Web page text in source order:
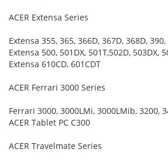
ACER Extensa Series
Extensa 355, 365, 366D, 367D, 368D,
Extensa 500, 501DX, 501T,502D, 503DX,
Extensa 610CD, 601CDT
ACER Ferrari 3000 Series
Ferrari 3000, 3000LMi, 3000LMib, 3200,
ACER Tablet PC C300
ACER Travelmate Series